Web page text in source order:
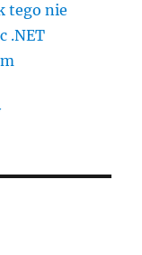
tego nie
.NET